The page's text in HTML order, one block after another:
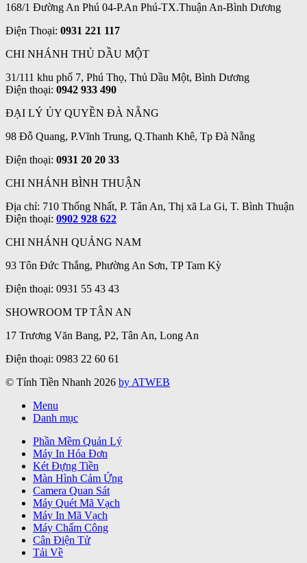
168/1 Đường An Phú 04-P.An Phú-TX.Thuận An-Bình Dương
Điện Thoại: 0931 221 117
CHI NHÁNH THỦ DẦU MỘT
31/111 khu phố 7, Phú Thọ, Thủ Dầu Một, Bình Dương
Điện thoại: 0942 933 490
ĐẠI LÝ ỦY QUYỀN ĐÀ NẴNG
98 Đỗ Quang, P.Vĩnh Trung, Q.Thanh Khê, Tp Đà Nẵng
Điện thoại: 0931 20 20 33
CHI NHÁNH BÌNH THUẬN
Địa chỉ: 710 Thống Nhất, P. Tân An, Thị xã La Gi, T. Bình Thuận
Điện thoại: 0902 928 622
CHI NHÁNH QUẢNG NAM
93 Tôn Đức Thắng, Phường An Sơn, TP Tam Kỳ
Điện thoại: 0931 55 43 43
SHOWROOM TP TÂN AN
17 Trương Văn Bang, P2, Tân An, Long An
Điện thoại: 0983 22 60 61
© Tính Tiền Nhanh 2026 by ATWEB
Menu
Danh mục
Phần Mềm Quản Lý
Máy In Hóa Đơn
Két Đựng Tiền
Màn Hình Cảm Ứng
Camera Quan Sát
Máy Quét Mã Vạch
Máy In Mã Vạch
Máy Chấm Công
Cân Điện Tử
Tải Về